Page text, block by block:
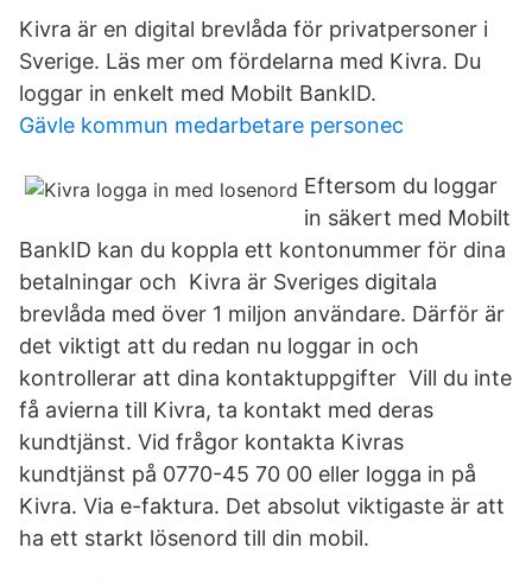
Kivra är en digital brevlåda för privatpersoner i
Sverige. Läs mer om fördelarna med Kivra. Du
loggar in enkelt med Mobilt BankID.
Gävle kommun medarbetare personec
Eftersom du loggar
in säkert med Mobilt
BankID kan du koppla ett kontonummer för dina
betalningar och Kivra är Sveriges digitala
brevlåda med över 1 miljon användare. Därför är
det viktigt att du redan nu loggar in och
kontrollerar att dina kontaktuppgifter Vill du inte
få avierna till Kivra, ta kontakt med deras
kundtjänst. Vid frågor kontakta Kivras
kundtjänst på 0770-45 70 00 eller logga in på
Kivra. Via e-faktura. Det absolut viktigaste är att
ha ett starkt lösenord till din mobil.